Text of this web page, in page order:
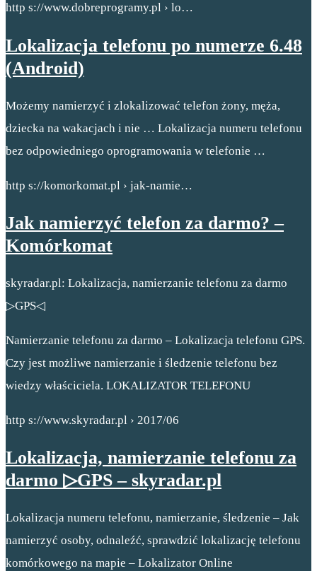
http s://www.dobreprogramy.pl › lo…
Lokalizacja telefonu po numerze 6.48
(Android)
Możemy namierzyć i zlokalizować telefon żony, męża,
dziecka na wakacjach i nie … Lokalizacja numeru telefonu
bez odpowiedniego oprogramowania w telefonie …
http s://komorkomat.pl › jak-namie…
Jak namierzyć telefon za darmo? –
Komórkomat
skyradar.pl: Lokalizacja, namierzanie telefonu za darmo
▷GPS◁
Namierzanie telefonu za darmo – Lokalizacja telefonu GPS.
Czy jest możliwe namierzanie i śledzenie telefonu bez
wiedzy właściciela. LOKALIZATOR TELEFONU
http s://www.skyradar.pl › 2017/06
Lokalizacja, namierzanie telefonu za
darmo ▷GPS – skyradar.pl
Lokalizacja numeru telefonu, namierzanie, śledzenie – Jak
namierzyć osoby, odnaleźć, sprawdzić lokalizację telefonu
komórkowego na mapie – Lokalizator Online